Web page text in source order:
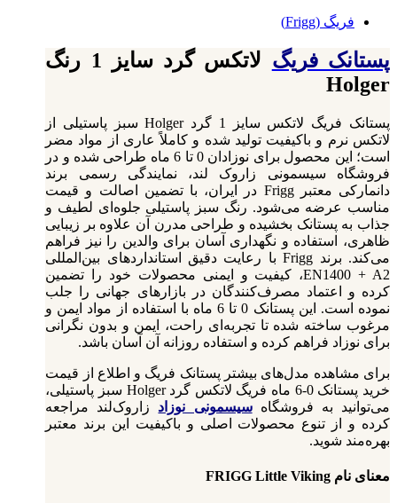
فریگ (Frigg)
پستانک فریگ
لاتکس گرد سایز 1 رنگ
Holger
پستانک فریگ لاتکس سایز 1 گرد Holger سبز پاستیلی از
لاتکس نرم و باکیفیت تولید شده و کاملاً عاری از مواد مضر
است؛ این محصول برای نوزادان 0 تا 6 ماه طراحی شده و در
فروشگاه سیسمونی زاروک‌ لند، نمایندگی رسمی برند
دانمارکی معتبر Frigg در ایران، با تضمین اصالت و قیمت
مناسب عرضه می‌شود. رنگ سبز پاستیلی جلوه‌ای لطیف و
جذاب به پستانک بخشیده و طراحی مدرن آن علاوه بر زیبایی
ظاهری، استفاده و نگهداری آسان برای والدین را نیز فراهم
می‌کند. برند Frigg با رعایت دقیق استانداردهای بین‌المللی
EN1400 + A2، کیفیت و ایمنی محصولات خود را تضمین
کرده و اعتماد مصرف‌کنندگان در بازارهای جهانی را جلب
نموده است. این پستانک 0 تا 6 ماه با استفاده از مواد ایمن و
مرغوب ساخته شده تا تجربه‌ای راحت، ایمن و بدون نگرانی
برای نوزاد فراهم کرده و استفاده روزانه آن آسان باشد.
برای مشاهده مدل‌های بیشتر پستانک فریگ و اطلاع از قیمت
خرید پستانک 0-6 ماه فریگ لاتکس گرد Holger سبز پاستیلی،
می‌توانید به فروشگاهسیسمونی نوزاد زاروک‌لند مراجعه
کرده و از تنوع محصولات اصلی و باکیفیت این برند معتبر
بهره‌مند شوید.
معنای نام FRIGG Little Viking